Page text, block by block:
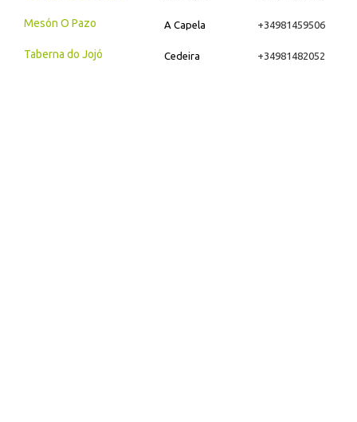
Mesón O Pazo A Capela +34981459506
Taberna do Jojó Cedeira +34981482052